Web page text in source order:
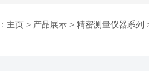
主页> 产品展示> 精密测量仪器系列